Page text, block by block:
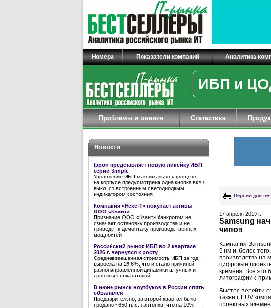
Номера Показатели компаний Аналитика
ИБП и
Проблемы и мнения Статистика
Новости
Ippon представляет новую линейку ИБП
серии Simple
Управление ИБП максимально упрощено:
на корпусе предусмотрена одна кнопка вкл./
выкл. со встроенным светодиодным
индикатором состояния
Компания «Некс-Т» покупает активы
ООО «Квант»
Признание ООО «Квант» банкротом не
означает остановку производства и не
приведет к демонтажу производственных
мощностей
Российский рынок ИБП во 2 квартале
2026 г. вернулся к росту
Средневзвешенная стоимость ИБП за год
выросла на 29,6%, что и стало причиной
разнонаправленной динамики штучных и
денежных показателей
В июне рынок ноутбуков в России опять
обвалился
Предварительно, за второй квартал было
продано ~650 тыс. лэптопов, что на 10%
Версия для
17 апреля 2019 г.
Samsung
чипов
Компания
5 нм и, более
производства на
цифровые
кремния. Все это
литографии с
Быстро перейти
также с EUV
проектных